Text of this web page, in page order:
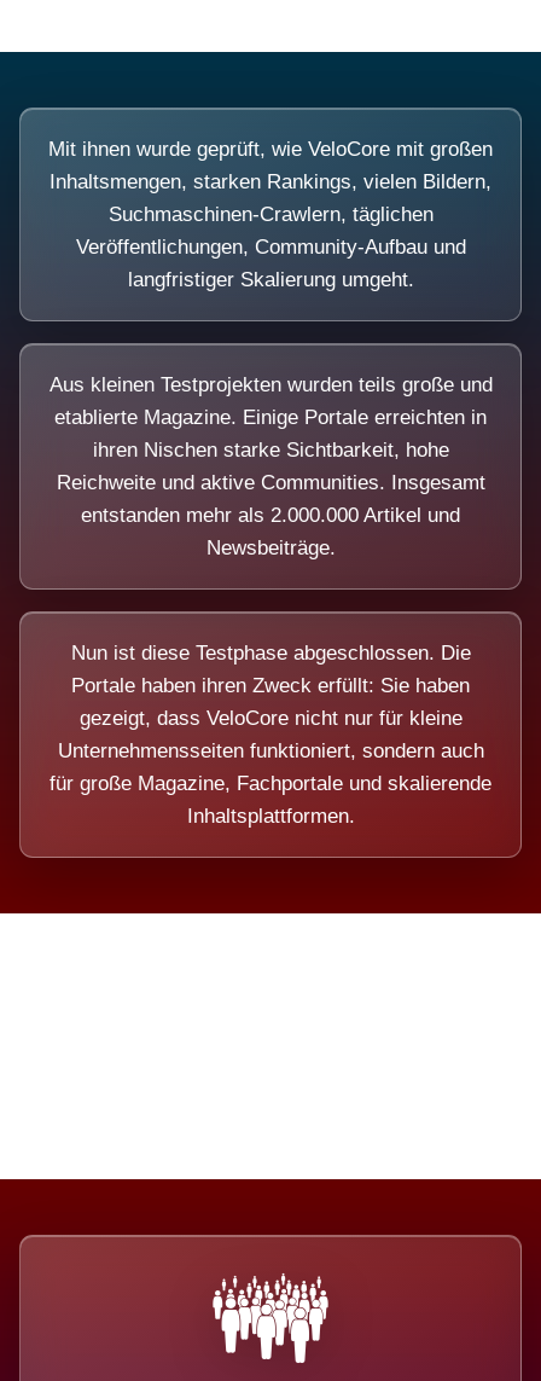
Mit ihnen wurde geprüft, wie VeloCore mit großen
Inhaltsmengen, starken Rankings, vielen Bildern,
Suchmaschinen-Crawlern, täglichen
Veröffentlichungen, Community-Aufbau und
langfristiger Skalierung umgeht.
Aus kleinen Testprojekten wurden teils große und
etablierte Magazine. Einige Portale erreichten in
ihren Nischen starke Sichtbarkeit, hohe
Reichweite und aktive Communities. Insgesamt
entstanden mehr als 2.000.000 Artikel und
Newsbeiträge.
Nun ist diese Testphase abgeschlossen. Die
Portale haben ihren Zweck erfüllt: Sie haben
gezeigt, dass VeloCore nicht nur für kleine
Unternehmensseiten funktioniert, sondern auch
für große Magazine, Fachportale und skalierende
Inhaltsplattformen.